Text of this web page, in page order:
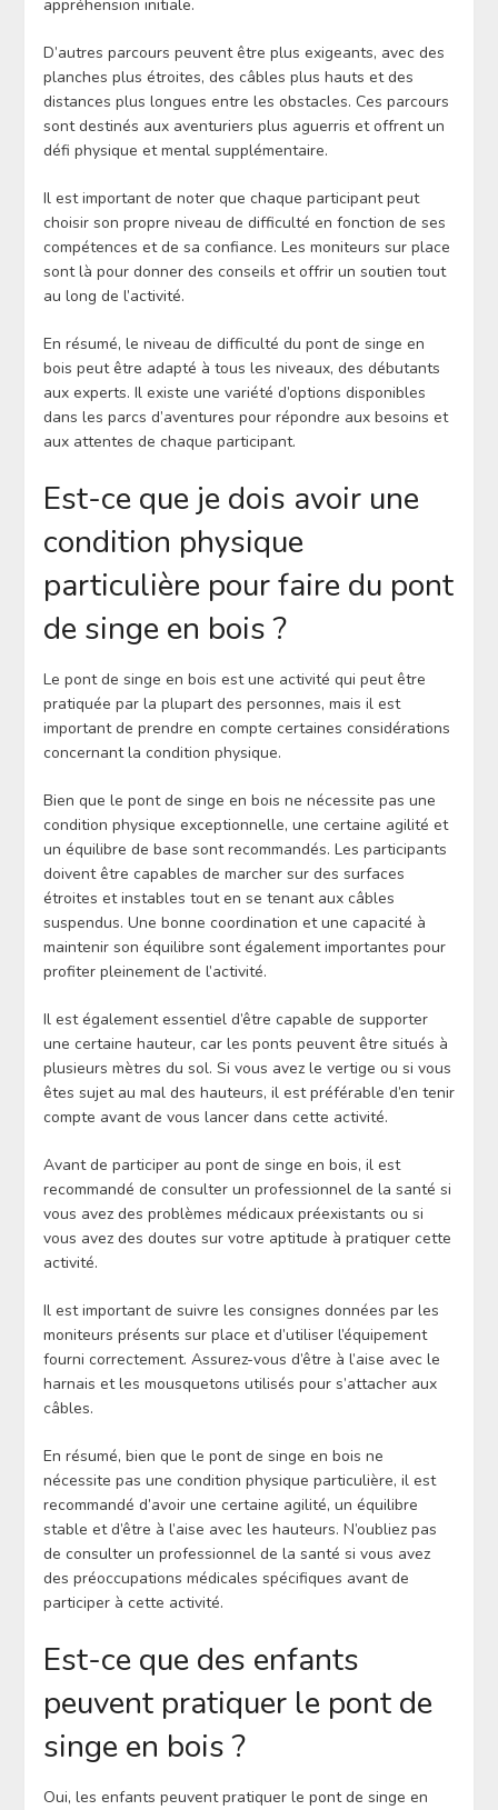
appréhension initiale.
D’autres parcours peuvent être plus exigeants, avec des
planches plus étroites, des câbles plus hauts et des
distances plus longues entre les obstacles. Ces parcours
sont destinés aux aventuriers plus aguerris et offrent un
défi physique et mental supplémentaire.
Il est important de noter que chaque participant peut
choisir son propre niveau de difficulté en fonction de ses
compétences et de sa confiance. Les moniteurs sur place
sont là pour donner des conseils et offrir un soutien tout
au long de l’activité.
En résumé, le niveau de difficulté du pont de singe en
bois peut être adapté à tous les niveaux, des débutants
aux experts. Il existe une variété d’options disponibles
dans les parcs d’aventures pour répondre aux besoins et
aux attentes de chaque participant.
Est-ce que je dois avoir une
condition physique
particulière pour faire du pont
de singe en bois ?
Le pont de singe en bois est une activité qui peut être
pratiquée par la plupart des personnes, mais il est
important de prendre en compte certaines considérations
concernant la condition physique.
Bien que le pont de singe en bois ne nécessite pas une
condition physique exceptionnelle, une certaine agilité et
un équilibre de base sont recommandés. Les participants
doivent être capables de marcher sur des surfaces
étroites et instables tout en se tenant aux câbles
suspendus. Une bonne coordination et une capacité à
maintenir son équilibre sont également importantes pour
profiter pleinement de l’activité.
Il est également essentiel d’être capable de supporter
une certaine hauteur, car les ponts peuvent être situés à
plusieurs mètres du sol. Si vous avez le vertige ou si vous
êtes sujet au mal des hauteurs, il est préférable d’en tenir
compte avant de vous lancer dans cette activité.
Avant de participer au pont de singe en bois, il est
recommandé de consulter un professionnel de la santé si
vous avez des problèmes médicaux préexistants ou si
vous avez des doutes sur votre aptitude à pratiquer cette
activité.
Il est important de suivre les consignes données par les
moniteurs présents sur place et d’utiliser l’équipement
fourni correctement. Assurez-vous d’être à l’aise avec le
harnais et les mousquetons utilisés pour s’attacher aux
câbles.
En résumé, bien que le pont de singe en bois ne
nécessite pas une condition physique particulière, il est
recommandé d’avoir une certaine agilité, un équilibre
stable et d’être à l’aise avec les hauteurs. N’oubliez pas
de consulter un professionnel de la santé si vous avez
des préoccupations médicales spécifiques avant de
participer à cette activité.
Est-ce que des enfants
peuvent pratiquer le pont de
singe en bois ?
Oui, les enfants peuvent pratiquer le pont de singe en